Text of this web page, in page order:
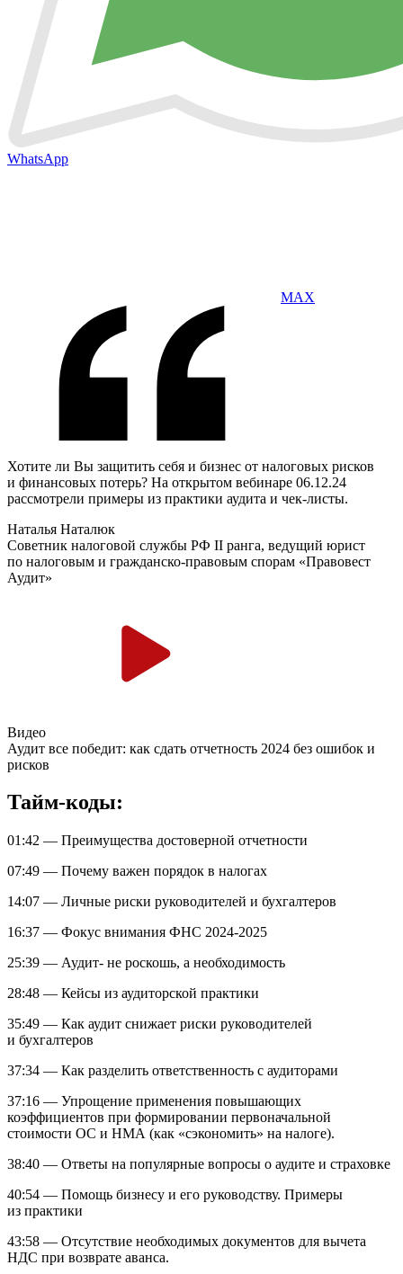
WhatsApp
MAX
Хотите ли Вы защитить себя и бизнес от налоговых рисков
и финансовых потерь? На открытом вебинаре 06.12.24
рассмотрели примеры из практики аудита и чек-листы.
Наталья Наталюк
Советник налоговой службы РФ II ранга, ведущий юрист
по налоговым и гражданско-правовым спорам «Правовест
Аудит»
Видео
Аудит все победит: как сдать отчетность 2024 без ошибок и
рисков
Тайм-коды:
01:42 — Преимущества достоверной отчетности
07:49 — Почему важен порядок в налогах
14:07 — Личные риски руководителей и бухгалтеров
16:37 — Фокус внимания ФНС 2024-2025
25:39 — Аудит- не роскошь, а необходимость
28:48 — Кейсы из аудиторской практики
35:49 — Как аудит снижает риски руководителей
и бухгалтеров
37:34 — Как разделить ответственность с аудиторами
37:16 — Упрощение применения повышающих
коэффициентов при формировании первоначальной
стоимости ОС и НМА (как «сэкономить» на налоге).
38:40 — Ответы на популярные вопросы о аудите и страховке
40:54 — Помощь бизнесу и его руководству. Примеры
из практики
43:58 — Отсутствие необходимых документов для вычета
НДС при возврате аванса.